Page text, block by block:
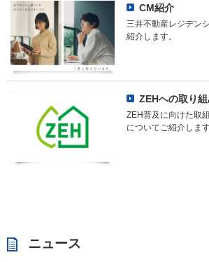
CM紹介
三井不動産レジデン
紹介します。
ZEHへの取り
ZEH普及に向けた取
についてご紹介します
ニュース